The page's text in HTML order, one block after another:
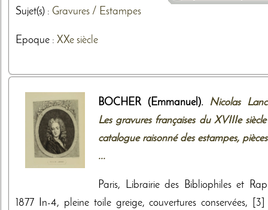
Sujet(s) : Gravures / Estampes
Epoque : XXe siècle
BOCHER (Emmanuel). Nicolas
Les gravures françaises du XVIIIe
catalogue raisonné des estampes,
...
Paris, Librairie des Bibliophiles et
1877 In-4, pleine toile greige, couvertures conservées,